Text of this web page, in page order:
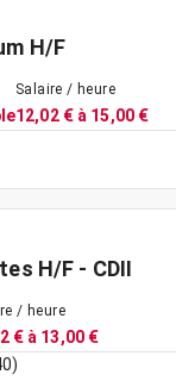
H/F
Salaire / heure
12,02 € à 15,00 €
H/F - CDII
/ heure
€ à 13,00 €